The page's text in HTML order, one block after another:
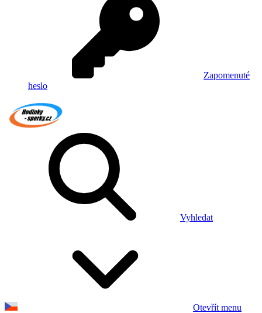
Zapomenuté
heslo
Vyhledat
Otevřít menu